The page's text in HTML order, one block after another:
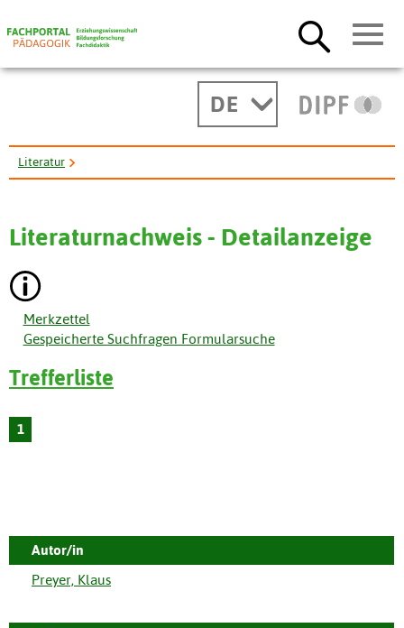
DE
Literatur
Literaturnachweis - Detailanzeige
Merkzettel
Gespeicherte Suchfragen Formularsuche
Trefferliste
1
Autor/in
Preyer, Klaus